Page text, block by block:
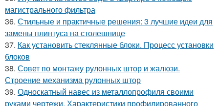
магистрального фильтра
36. Стильные и практичные решения: 3 лучшие идеи для
замены плинтуса на столешнице
37. Как установить стеклянные блоки. Процесс установки
блоков
38. Совет по монтажу рулонных штор и жалюзи.
Строение механизма рулонных штор
39. Односкатный навес из металлопрофиля своими
руками чертежи. Характеристики профилированного